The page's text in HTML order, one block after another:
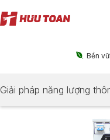
 Bền
Giải pháp năng lượng